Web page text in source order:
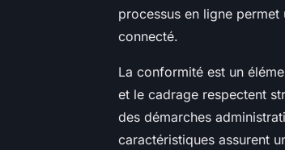
processus en ligne
connecté.
La conformité est un
et le cadrage respectent
des démarches
caractéristiques assurent